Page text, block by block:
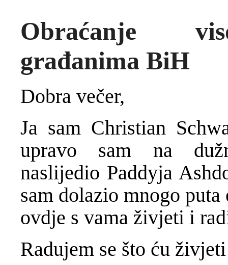
Obraćanje
građanima BiH
Dobra večer,
Ja sam Christian
upravo sam na
naslijedio Paddyja
sam dolazio mnogo puta
ovdje s vama živjeti i
Radujem se što ću